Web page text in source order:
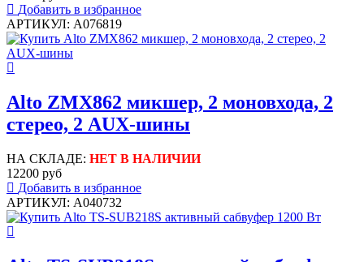
Добавить в избранное
АРТИКУЛ: A076819
Alto ZMX862 микшер, 2 моновхода, 2
стерео, 2 AUX-шины
НА СКЛАДЕ: НЕТ В НАЛИЧИИ
12200 руб
Добавить в избранное
АРТИКУЛ: A040732